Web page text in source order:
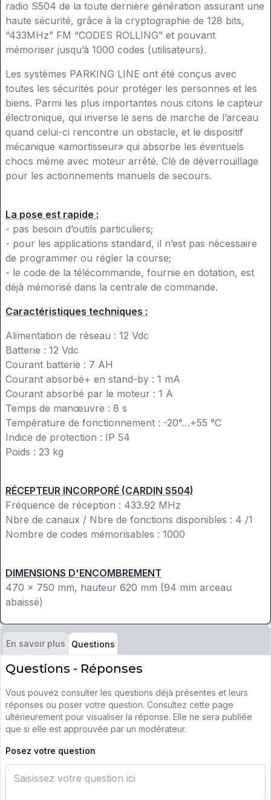
radio S504 de la toute dernière génération assurant une
haute sécurité, grâce à la cryptographie de 128 bits,
“433MHz” FM “CODES ROLLING” et pouvant
mémoriser jusqu’à 1000 codes (utilisateurs).
Les systèmes PARKING LINE ont été conçus avec
toutes les sécurités pour protéger les personnes et les
biens. Parmi les plus importantes nous citons le capteur
électronique, qui inverse le sens de marche de l’arceau
quand celui-ci rencontre un obstacle, et le dispositif
mécanique «amortisseur» qui absorbe les éventuels
chocs même avec moteur arrêté. Clé de déverrouillage
pour les actionnements manuels de secours.
La pose est rapide :
- pas besoin d’outils particuliers;
- pour les applications standard, il n’est pas nécessaire
de programmer ou régler la course;
- le code de la télécommande, fournie en dotation, est
déjà mémorisé dans la centrale de commande.
Caractéristiques techniques :
Alimentation de réseau : 12 Vdc
Batterie : 12 Vdc
Courant batterie : 7 AH
Courant absorbé+ en stand-by : 1 mA
Courant absorbé par le moteur : 1 A
Temps de manœuvre : 8 s
Température de fonctionnement : -20°…+55 °C
Indice de protection : IP 54
Poids : 23 kg
RÉCEPTEUR INCORPORÉ (CARDIN S504)
Fréquence de réception : 433.92 MHz
Nbre de canaux / Nbre de fonctions disponibles : 4 /1
Nombre de codes mémorisables : 1000
DIMENSIONS D'ENCOMBREMENT
470 x 750 mm, hauteur 620 mm (94 mm arceau
abaissé)
En savoir plus Questions
Questions - Réponses
Vous pouvez consulter les questions déjà présentes et leurs
réponses ou poser votre question. Consultez cette page
ultérieurement pour visualiser la réponse. Elle ne sera publiée
que si elle est approuvée par un modérateur.
Posez votre question